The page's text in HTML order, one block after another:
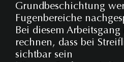
Grundbeschichtung
Fugenbereiche
Bei diesem
rechnen, dass bei
sichtbar sein